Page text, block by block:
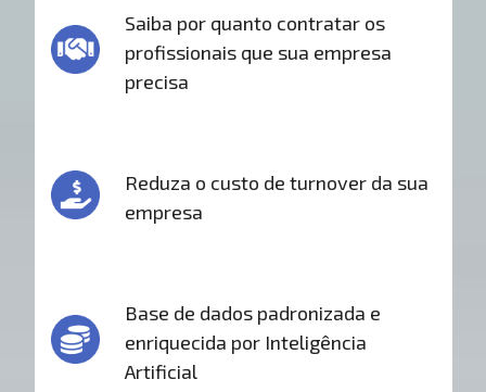
Saiba por quanto contratar os
profissionais que sua empresa
precisa
Reduza o custo de turnover da sua
empresa
Base de dados padronizada e
enriquecida por Inteligência
Artificial